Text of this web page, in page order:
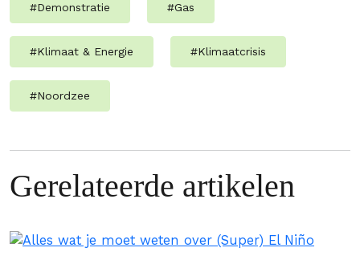
#Demonstratie #Gas
#Klimaat & Energie #Klimaatcrisis
#Noordzee
Gerelateerde artikelen